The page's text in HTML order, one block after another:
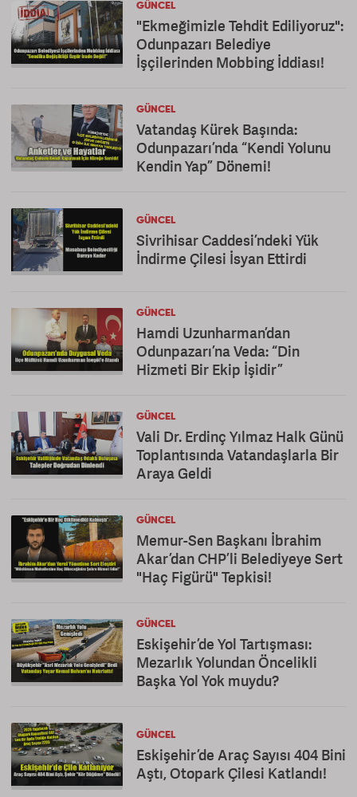
GÜNCEL
"Ekmeğimizle Tehdit Ediliyoruz":
Odunpazarı Belediye
İşçilerinden Mobbing İddiası!
GÜNCEL
Vatandaş Kürek Başında:
Odunpazarı’nda “Kendi Yolunu
Kendin Yap” Dönemi!
GÜNCEL
Sivrihisar Caddesi’ndeki Yük
İndirme Çilesi İsyan Ettirdi
GÜNCEL
Hamdi Uzunharman’dan
Odunpazarı’na Veda: “Din
Hizmeti Bir Ekip İşidir”
GÜNCEL
Vali Dr. Erdinç Yılmaz Halk Günü
Toplantısında Vatandaşlarla Bir
Araya Geldi
GÜNCEL
Memur-Sen Başkanı İbrahim
Akar’dan CHP’li Belediyeye Sert
"Haç Figürü" Tepkisi!
GÜNCEL
Eskişehir’de Yol Tartışması:
Mezarlık Yolundan Öncelikli
Başka Yol Yok muydu?
GÜNCEL
Eskişehir’de Araç Sayısı 404 Bini
Aştı, Otopark Çilesi Katlandı!